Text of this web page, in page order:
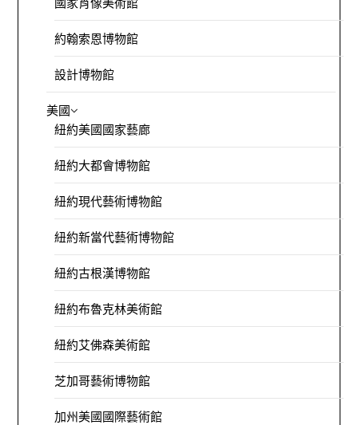
約翰索恩博物館
設計博物館
美國
紐約美國國家藝廊
紐約大都會博物館
紐約現代藝術博物館
紐約新當代藝術博物館
紐約古根漢博物館
紐約布魯克林美術館
紐約艾佛森美術館
芝加哥藝術博物館
加州美國國際藝術館